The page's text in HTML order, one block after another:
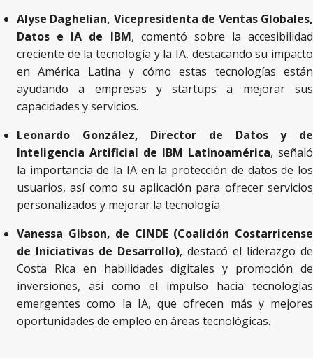
Alyse Daghelian, Vicepresidenta de Ventas Globales,
Datos e IA de IBM, comentó sobre la accesibilidad
creciente de la tecnología y la IA, destacando su impacto
en América Latina y cómo estas tecnologías están
ayudando a empresas y startups a mejorar sus
capacidades y servicios​​.
Leonardo González, Director de Datos y de
Inteligencia Artificial de IBM Latinoamérica, señaló
la importancia de la IA en la protección de datos de los
usuarios, así como su aplicación para ofrecer servicios
personalizados y mejorar la tecnología​​.
Vanessa Gibson, de CINDE (Coalición Costarricense
de Iniciativas de Desarrollo), destacó el liderazgo de
Costa Rica en habilidades digitales y promoción de
inversiones, así como el impulso hacia tecnologías
emergentes como la IA, que ofrecen más y mejores
oportunidades de empleo en áreas tecnológicas​​.